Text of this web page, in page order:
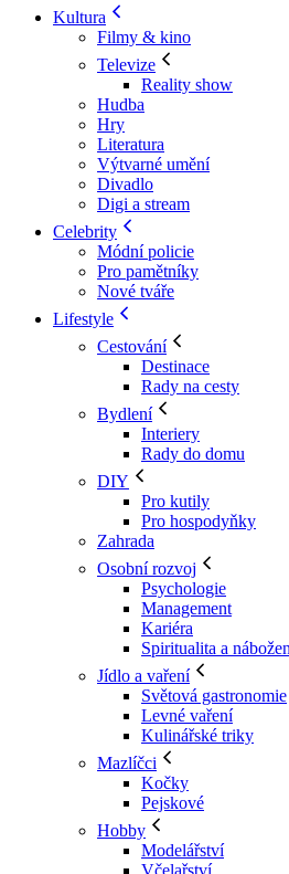
Kultura
Filmy & kino
Televize
Reality show
Hudba
Hry
Literatura
Výtvarné umění
Divadlo
Digi a stream
Celebrity
Módní policie
Pro pamětníky
Nové tváře
Lifestyle
Cestování
Destinace
Rady na cesty
Bydlení
Interiery
Rady do domu
DIY
Pro kutily
Pro hospodyňky
Zahrada
Osobní rozvoj
Psychologie
Management
Kariéra
Spiritualita a
Jídlo a vaření
Světová gastronomie
Levné vaření
Kulinářské triky
Mazlíčci
Kočky
Pejskové
Hobby
Modelářství
Včelařství